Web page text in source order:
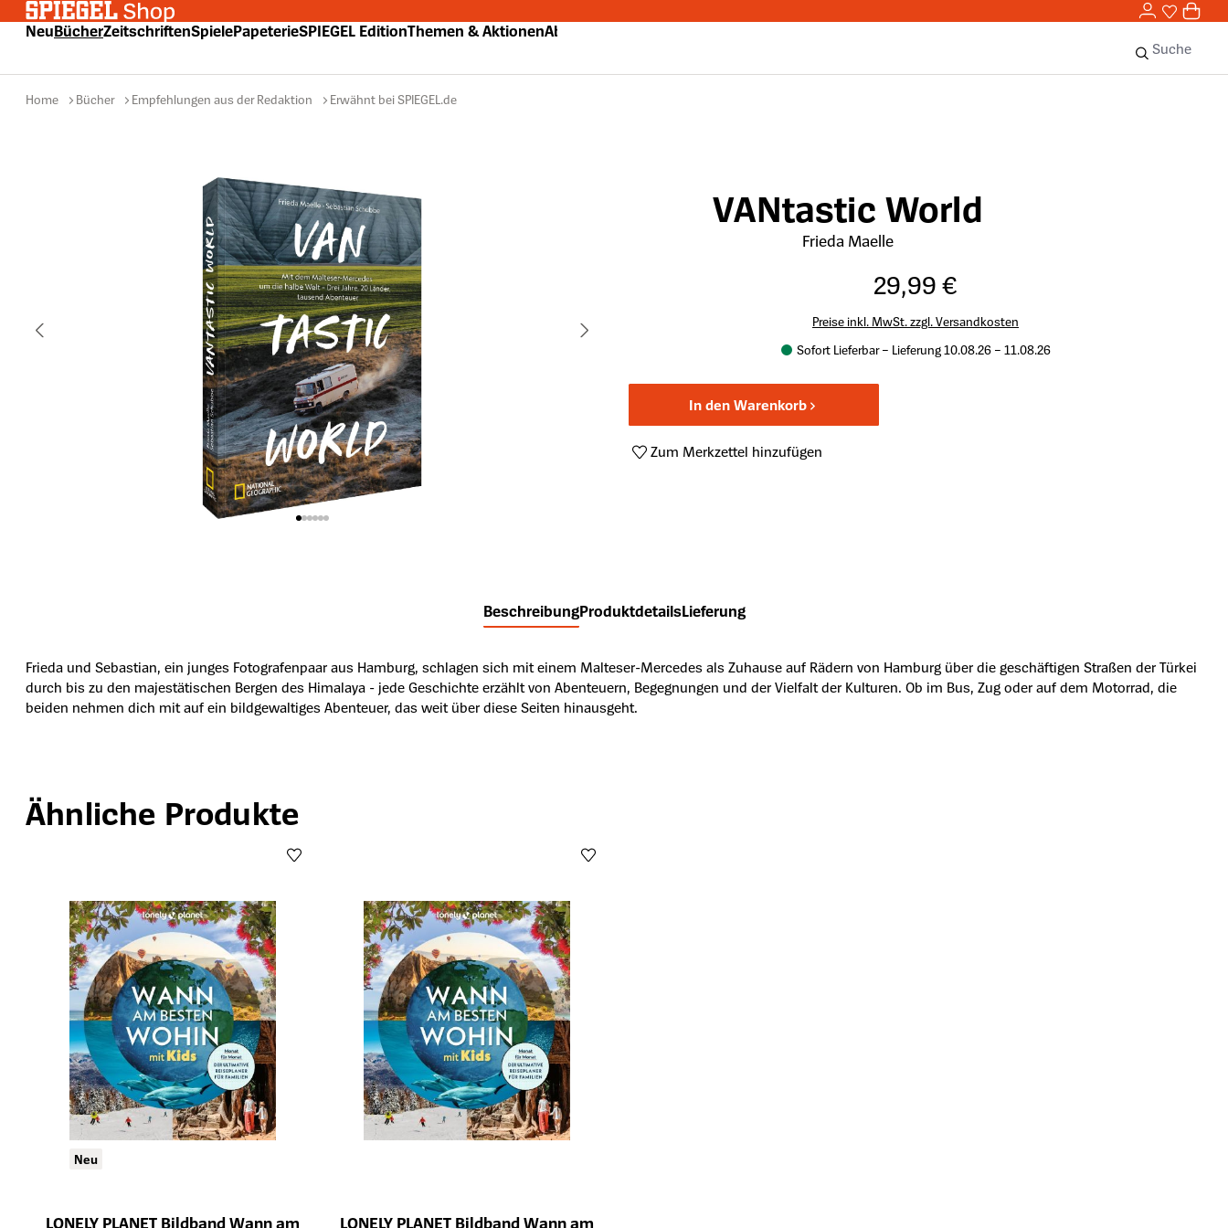
Hauptinhalt springen
Zur Suche springen
Zur Hauptnavigation springen 0,00
0
NeuBücherZeitschriftenSpielePapeterieSPIEGEL EditionThemen & AktionenAbo
Suche
Home Bücher Empfehlungen aus der Redaktion Erwähnt bei SPIEGEL.de
VANtastic World
Frieda Maelle
29,99 €
Preise inkl. MwSt. zzgl. Versandkosten
Sofort Lieferbar – Lieferung 10.08.26 – 11.08.26
In den Warenkorb
Zum Merkzettel hinzufügen
BeschreibungProduktdetailsLieferung
Frieda und Sebastian, ein junges Fotografenpaar aus Hamburg, schlagen sich mit einem Malteser-Mercedes als Zuhause auf Rädern von Hamburg über die geschäftigen Straßen der Türkei
durch bis zu den majestätischen Bergen des Himalaya - jede Geschichte erzählt von Abenteuern, Begegnungen und der Vielfalt der Kulturen. Ob im Bus, Zug oder auf dem Motorrad, die
beiden nehmen dich mit auf ein bildgewaltiges Abenteuer, das weit über diese Seiten hinausgeht.
Produktgalerie überspringen
Ähnliche Produkte
Neu
LONELY PLANET Bildband Wann am LONELY PLANET Bildband Wann am